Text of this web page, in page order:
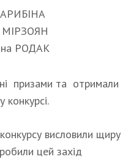
МІРЗОЯН
РОДАК
призами та отримали
конкурсі.
висловили щиру
цей захід